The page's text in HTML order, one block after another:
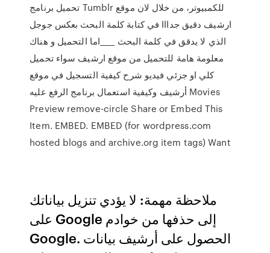
تحميل برنامج Tumblr للكمبيوتر، من خلال لان موقع
ارشيف دقيق جدااا في كتابة كلمة البحث بعكس جوجل
الذي لا يدقق في كلمة البحث ____اما التحميل و هناك
معلومة هامة للتحميل من موقع ارشيف سواء تحميل
كلي او جزئي فيديو شرح كيفية التسجيل في موقع
أرشيف وكيفية استعمال برنامج الرفع عليه Movies
Preview remove-circle Share or Embed This
Item. EMBED. EMBED (for wordpress.com
hosted blogs and archive.org item tags) Want
ملاحظة مهمة: لا يؤدي تنزيل بياناتك
على Google إلى حذفها من خوادم
Google. الحصول على أرشيف بيانات